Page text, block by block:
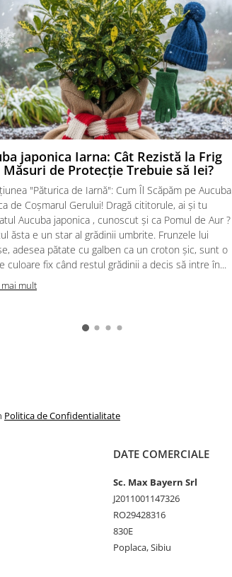
japonica Iarna: Cât Rezistă la Frig
Măsuri de Protecție Trebuie să Iei?
"Păturica de Iarnă": Cum Îl Scăpăm pe Aucuba
de Coșmarul Gerului! Dragă cititorule, ai și tu
Aucuba japonica , cunoscut și ca Pomul de Aur ?
ăsta e un star al grădinii umbrite. Frunzele lui
adesea pătate cu galben ca un croton șic, sunt o
culoare fix când restul grădinii a decis să intre în...
mult
Politica de Confidentialitate
DATE COMERCIALE
Sc. Max Bayern Srl
J2011001147326
RO29428316
830E
Poplaca, Sibiu